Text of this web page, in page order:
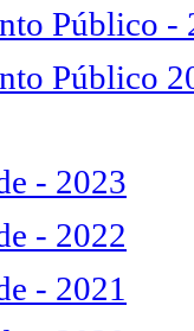
Público -
Público
- 2023
- 2022
- 2021